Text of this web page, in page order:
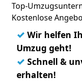
Top-
Kostenlose
✓ Wir helfen
Umzug geht!
✓ Schnell &
erhalten!